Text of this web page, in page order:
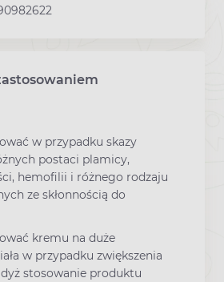
w przypadku skazy
postaci plamicy,
hemofilii i różnego rodzaju
ze skłonnością do
kremu na duże
w przypadku zwiększenia
stosowanie produktu